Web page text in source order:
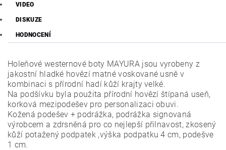
VIDEO
DISKUZE
HODNOCENÍ
Holeňové westernové boty MAYURA jsou vyrobeny z
jakostní hladké hovězí matné voskované usně v
kombinaci s přírodní hadí kůží krajty velké.
Na podšívku byla použita přírodní hovězí štípaná useň,
korková mezipodešev pro personalizaci obuvi.
Kožená podešev + podrážka, podrážka signovaná
výrobcem a zdrsněná pro co nejlepší přilnavost, zkosený
kůží potažený podpatek ,výška podpatku 4 cm, podešve
1 cm.